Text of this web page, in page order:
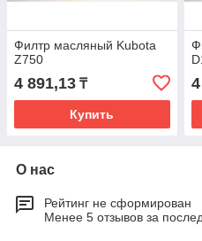
Филтр масляный Kubota
Z750
4 891,13 ₸
Купить
О нас
Рейтинг не сформирован
Менее 5 отзывов за